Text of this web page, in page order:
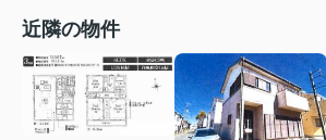
近隣の物件